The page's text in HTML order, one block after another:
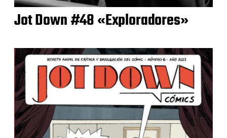
Jot Down #48 «Exploradores»